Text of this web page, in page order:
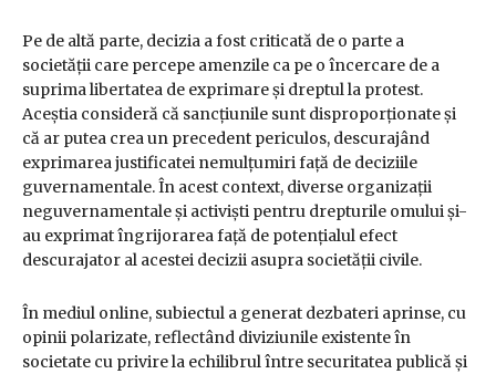
Pe de altă parte, decizia a fost criticată de o parte a
societății care percepe amenzile ca pe o încercare de a
suprima libertatea de exprimare și dreptul la protest.
Aceștia consideră că sancțiunile sunt disproporționate și
că ar putea crea un precedent periculos, descurajând
exprimarea justificatei nemulțumiri față de deciziile
guvernamentale. În acest context, diverse organizații
neguvernamentale și activiști pentru drepturile omului și-
au exprimat îngrijorarea față de potențialul efect
descurajator al acestei decizii asupra societății civile.
În mediul online, subiectul a generat dezbateri aprinse, cu
opinii polarizate, reflectând diviziunile existente în
societate cu privire la echilibrul între securitatea publică și